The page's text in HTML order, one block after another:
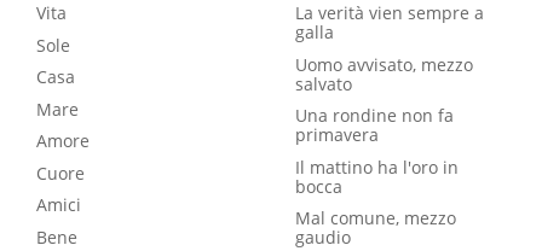
Vita
Sole
Casa
Mare
Amore
Cuore
Amici
Bene
La verità vien sempre a
galla
Uomo avvisato, mezzo
salvato
Una rondine non fa
primavera
Il mattino ha l'oro in
bocca
Mal comune, mezzo
gaudio